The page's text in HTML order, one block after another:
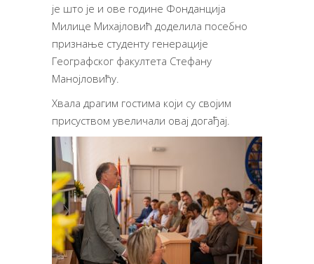
је што је и ове године Фонданција
Милице Михајловић доделила посебно
признање студенту генерације
Географског факултета Стефану
Манојловићу.
Хвала драгим гостима који су својим
присуством увеличали овај догађај.